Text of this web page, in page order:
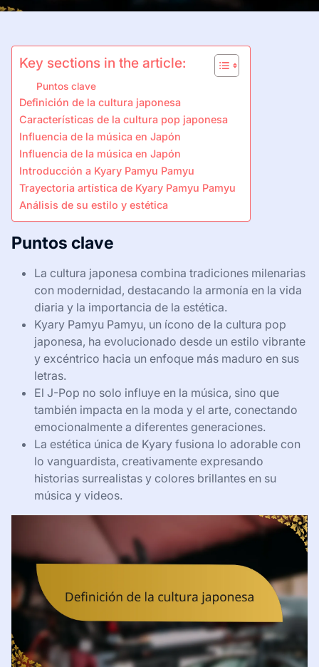
Key sections in the article:
Puntos clave
Definición de la cultura japonesa
Características de la cultura pop japonesa
Influencia de la música en Japón
Influencia de la música en Japón
Introducción a Kyary Pamyu Pamyu
Trayectoria artística de Kyary Pamyu Pamyu
Análisis de su estilo y estética
Puntos clave
La cultura japonesa combina tradiciones milenarias
con modernidad, destacando la armonía en la vida
diaria y la importancia de la estética.
Kyary Pamyu Pamyu, un ícono de la cultura pop
japonesa, ha evolucionado desde un estilo vibrante
y excéntrico hacia un enfoque más maduro en sus
letras.
El J-Pop no solo influye en la música, sino que
también impacta en la moda y el arte, conectando
emocionalmente a diferentes generaciones.
La estética única de Kyary fusiona lo adorable con
lo vanguardista, creativamente expresando
historias surrealistas y colores brillantes en su
música y videos.